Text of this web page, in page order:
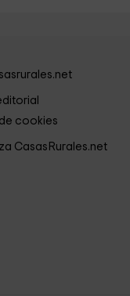
cookies
CasasRurales.net